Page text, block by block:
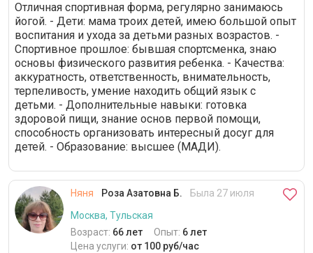
Отличная спортивная форма, регулярно занимаюсь
йогой. - Дети: мама троих детей, имею большой опыт
воспитания и ухода за детьми разных возрастов. -
Спортивное прошлое: бывшая спортсменка, знаю
основы физического развития ребенка. - Качества:
аккуратность, ответственность, внимательность,
терпеливость, умение находить общий язык с
детьми. - Дополнительные навыки: готовка
здоровой пищи, знание основ первой помощи,
способность организовать интересный досуг для
детей. - Образование: высшее (МАДИ).
Няня Роза Азатовна Б.
Была 27 июля
Москва, Тульская
Возраст: 66 лет Опыт: 6 лет
Цена услуги: от 100 руб/час